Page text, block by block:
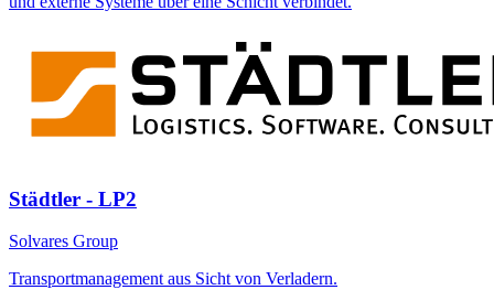
Städtler - LP2
Solvares Group
Transportmanagement aus Sicht von Verladern.